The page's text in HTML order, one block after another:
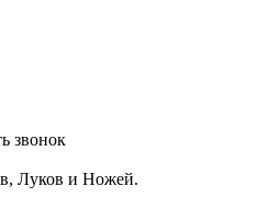
звонок
Луков и Ножей.